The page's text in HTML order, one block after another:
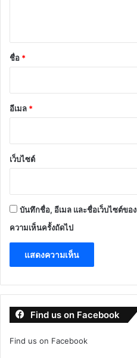
*
ชื่อ *
อีเมล *
เว็บไซต์
บันทึกชื่อ, อีเมล และชื่อเว็บไซต์ขอ
ความเห็นครั้งถัดไป
Find us on Facebook
Find us on Facebook